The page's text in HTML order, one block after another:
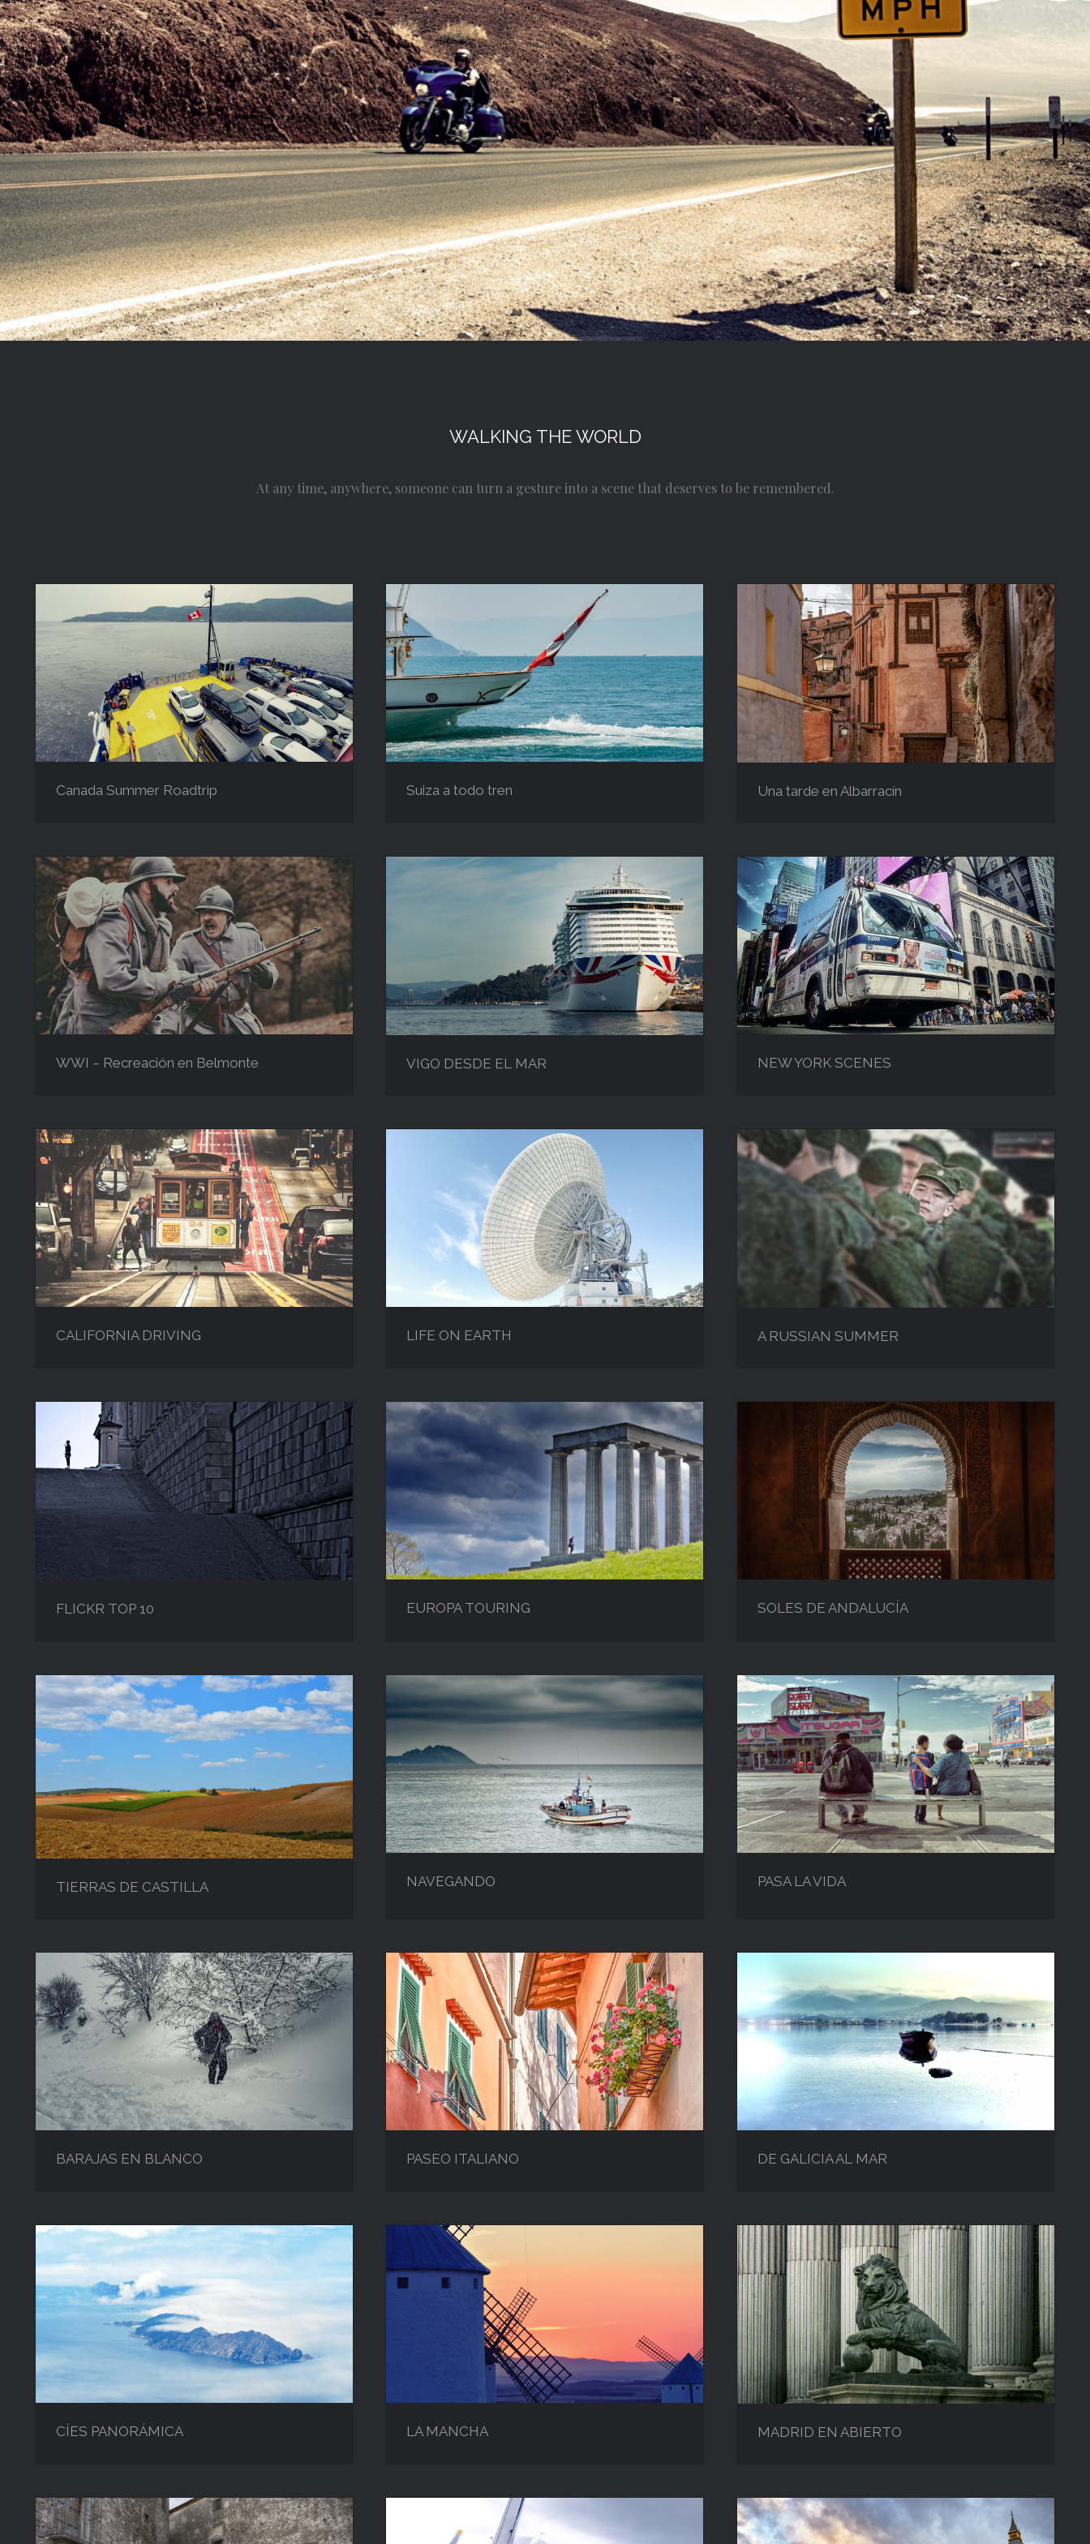
WALKING THE WORLD
At any time, anywhere, someone can turn a gesture into a scene that deserves to be remembered.
Canada Summer Roadtrip
Canada Summer Roadtrip
Suiza a todo tren
Suiza a todo tren
Una tarde en Albarracín
Una tarde en Albarracín
WWI – Recreación en Belmonte
WWI – Recreación en Belmonte
VIGO DESDE EL MAR
VIGO DESDE EL MAR
NEW YORK SCENES
NEW YORK SCENES
CALIFORNIA DRIVING
CALIFORNIA DRIVING
LIFE ON EARTH
LIFE ON EARTH
A RUSSIAN SUMMER
A RUSSIAN SUMMER
FLICKR TOP 10
FLICKR TOP 10
EUROPA TOURING
EUROPA TOURING
SOLES DE ANDALUCÍA
SOLES DE ANDALUCÍA
TIERRAS DE CASTILLA
TIERRAS DE CASTILLA
NAVEGANDO
NAVEGANDO
PASA LA VIDA
PASA LA VIDA
BARAJAS EN BLANCO
BARAJAS EN BLANCO
PASEO ITALIANO
PASEO ITALIANO
DE GALICIA AL MAR
DE GALICIA AL MAR
CÍES PANORÁMICA
CÍES PANORÁMICA
LA MANCHA
LA MANCHA
MADRID EN ABIERTO
MADRID EN ABIERTO